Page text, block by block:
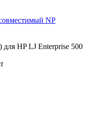
NP
HP LJ Enterprise 500